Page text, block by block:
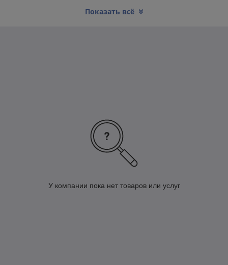
который не подвергается разрушению в земле, и отличается
Показать всё
У компании пока нет товаров или услуг